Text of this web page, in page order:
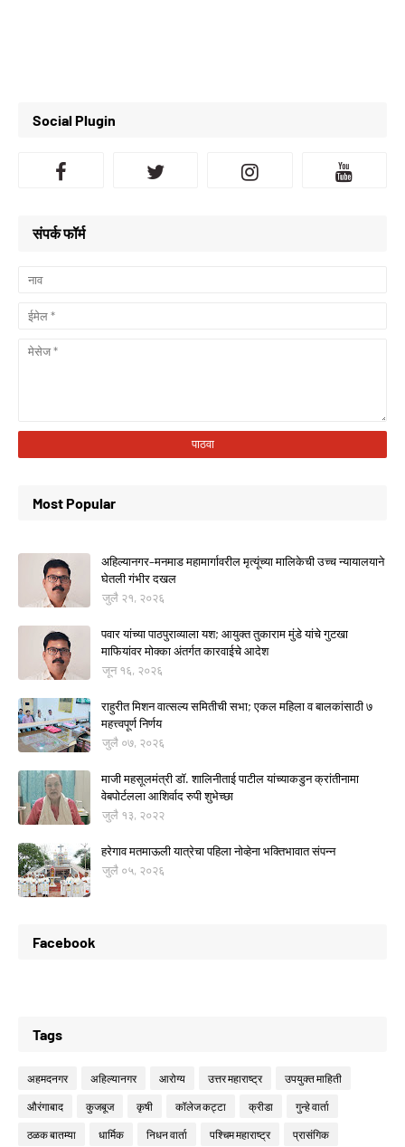
Social Plugin
संपर्क फॉर्म
Most Popular
अहिल्यानगर–मनमाड महामार्गावरील मृत्यूंच्या मालिकेची उच्च न्यायालयाने
घेतली गंभीर दखल
जुलै २१, २०२६
पवार यांच्या पाठपुराव्याला यश; आयुक्त तुकाराम मुंडे यांचे गुटखा
माफियांवर मोक्का अंतर्गत कारवाईचे आदेश
जून १६, २०२६
राहुरीत मिशन वात्सल्य समितीची सभा; एकल महिला व बालकांसाठी ७
महत्त्वपूर्ण निर्णय
जुलै ०७, २०२६
माजी महसूलमंत्री डॉ. शालिनीताई पाटील यांच्याकडुन क्रांतीनामा
वेबपोर्टलला आशिर्वाद रुपी शुभेच्छा
जुलै १३, २०२२
हरेगाव मतमाऊली यात्रेचा पहिला नोव्हेना भक्तिभावात संपन्न
जुलै ०५, २०२६
Facebook
Tags
अहमदनगर अहिल्यानगर आरोग्य उत्तर महाराष्ट्र उपयुक्त माहिती
औरंगाबाद कुजबूज कृषी कॉलेज कट्टा क्रीडा गुन्हे वार्ता
ठळक बातम्या धार्मिक निधन वार्ता पश्चिम महाराष्ट्र प्रासंगिक